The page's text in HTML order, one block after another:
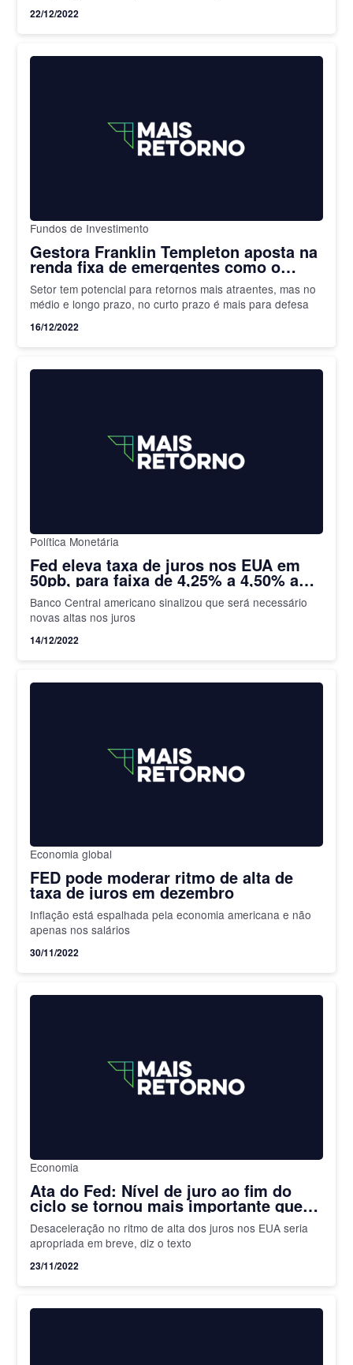
22/12/2022
Fundos de Investimento
Gestora Franklin Templeton aposta na
renda fixa de emergentes como o
Brasil; saiba os motivos
Setor tem potencial para retornos mais atraentes, mas no
médio e longo prazo, no curto prazo é mais para defesa
16/12/2022
Política Monetária
Fed eleva taxa de juros nos EUA em
50pb, para faixa de 4,25% a 4,50% ao
ano
Banco Central americano sinalizou que será necessário
novas altas nos juros
14/12/2022
Economia global
FED pode moderar ritmo de alta de
taxa de juros em dezembro
Inflação está espalhada pela economia americana e não
apenas nos salários
30/11/2022
Economia
Ata do Fed: Nível de juro ao fim do
ciclo se tornou mais importante que
ritmo; inflação também foi analisada
Desaceleração no ritmo de alta dos juros nos EUA seria
apropriada em breve, diz o texto
23/11/2022